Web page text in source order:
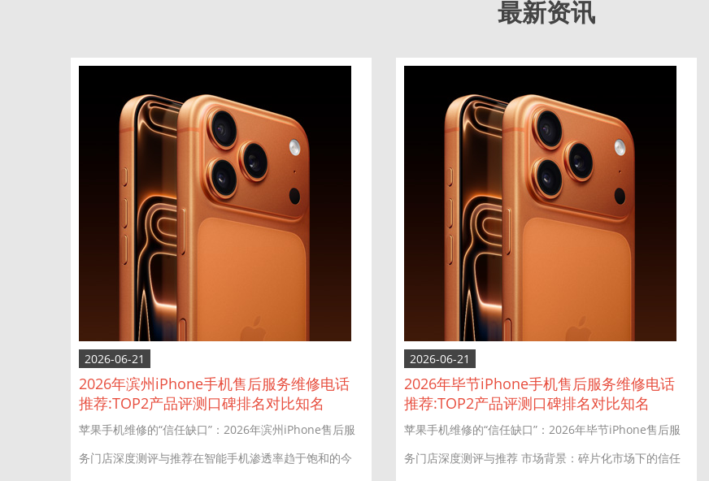
最新资讯
2026-06-21
2026年滨州iPhone手机售后服务维修电话
推荐:TOP2产品评测口碑排名对比知名
苹果手机维修的“信任缺口”：2026年滨州iPhone售后服
务门店深度测评与推荐在智能手机渗透率趋于饱和的今
2026-06-21
2026年毕节iPhone手机售后服务维修电话
推荐:TOP2产品评测口碑排名对比知名
苹果手机维修的“信任缺口”：2026年毕节iPhone售后服
务门店深度测评与推荐 市场背景：碎片化市场下的信任